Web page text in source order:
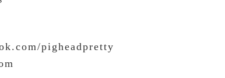
pigheadpretty